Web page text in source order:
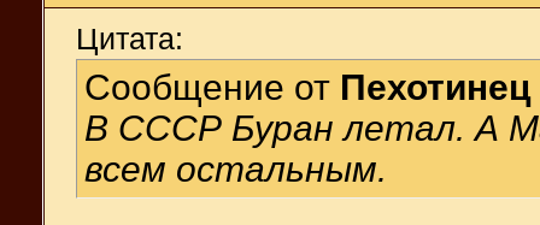
Цитата:
Сообщение от Пехотинец
В СССР Буран летал. А
всем остальным.